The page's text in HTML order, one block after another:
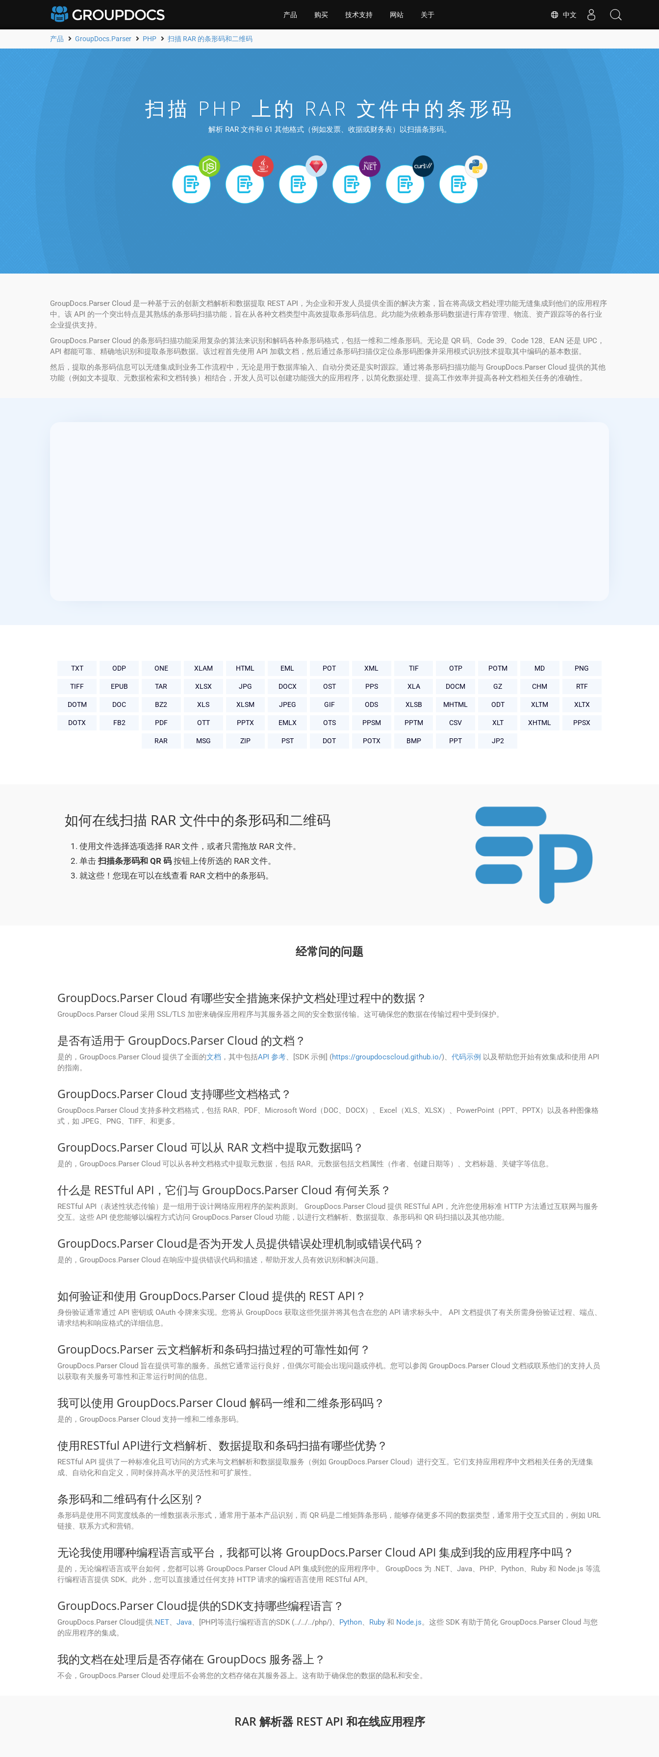
中文
产品 购买 技术支持 网站 关于
产品 GroupDocs.Parser PHP 扫描 RAR 的条形码和二维码
扫描 PHP 上的 RAR 文件中的条形码
解析 RAR 文件和 61 其他格式（例如发票、收据或财务表）以扫描条形码。
GroupDocs.Parser Cloud 是一种基于云的创新文档解析和数据提取 REST API，为企业和开发人员提供全面的解决方案，旨在将高级文档处理功能无缝集成到他们的应用程序
中。该 API 的一个突出特点是其熟练的条形码扫描功能，旨在从各种文档类型中高效提取条形码信息。此功能为依赖条形码数据进行库存管理、物流、资产跟踪等的各行业
企业提供支持。
GroupDocs.Parser Cloud 的条形码扫描功能采用复杂的算法来识别和解码各种条形码格式，包括一维和二维条形码。无论是 QR 码、Code 39、Code 128、EAN 还是 UPC，
API 都能可靠、精确地识别和提取条形码数据。该过程首先使用 API 加载文档，然后通过条形码扫描仪定位条形码图像并采用模式识别技术提取其中编码的基本数据。
然后，提取的条形码信息可以无缝集成到业务工作流程中，无论是用于数据库输入、自动分类还是实时跟踪。通过将条形码扫描功能与 GroupDocs.Parser Cloud 提供的其他
功能（例如文本提取、元数据检索和文档转换）相结合，开发人员可以创建功能强大的应用程序，以简化数据处理、提高工作效率并提高各种文档相关任务的准确性。
TXT ODP ONE XLAM HTML EML POT XML TIF OTP POTM MD PNG
TIFF EPUB TAR XLSX JPG DOCX OST PPS XLA DOCM GZ CHM RTF
DOTM DOC BZ2 XLS XLSM JPEG GIF ODS XLSB MHTML ODT XLTM XLTX
DOTX FB2 PDF OTT PPTX EMLX OTS PPSM PPTM CSV XLT XHTML PPSX
RAR MSG ZIP PST DOT POTX BMP PPT JP2
如何在线扫描 RAR 文件中的条形码和二维码
使用文件选择选项选择 RAR 文件，或者只需拖放 RAR 文件。
单击 扫描条形码和 QR 码 按钮上传所选的 RAR 文件。
就这些！您现在可以在线查看 RAR 文档中的条形码。
经常问的问题
GroupDocs.Parser Cloud 有哪些安全措施来保护文档处理过程中的数据？
GroupDocs.Parser Cloud 采用 SSL/TLS 加密来确保应用程序与其服务器之间的安全数据传输。这可确保您的数据在传输过程中受到保护。
是否有适用于 GroupDocs.Parser Cloud 的文档？
是的，GroupDocs.Parser Cloud 提供了全面的文档 ，其中包括API 参考、[SDK 示例] (https://groupdocscloud.github.io/)、 代码示例 以及帮助您开始有效集成和使用 API
的指南。
GroupDocs.Parser Cloud 支持哪些文档格式？
GroupDocs.Parser Cloud 支持多种文档格式，包括 RAR、PDF、Microsoft Word（DOC、DOCX）、Excel（XLS、XLSX）、PowerPoint（PPT、PPTX）以及各种图像格
式，如 JPEG、PNG、TIFF、和更多。
GroupDocs.Parser Cloud 可以从 RAR 文档中提取元数据吗？
是的，GroupDocs.Parser Cloud 可以从各种文档格式中提取元数据，包括 RAR。元数据包括文档属性（作者、创建日期等）、文档标题、关键字等信息。
什么是 RESTful API，它们与 GroupDocs.Parser Cloud 有何关系？
RESTful API（表述性状态传输）是一组用于设计网络应用程序的架构原则。 GroupDocs.Parser Cloud 提供 RESTful API，允许您使用标准 HTTP 方法通过互联网与服务
交互。这些 API 使您能够以编程方式访问 GroupDocs.Parser Cloud 功能，以进行文档解析、数据提取、条形码和 QR 码扫描以及其他功能。
GroupDocs.Parser Cloud是否为开发人员提供错误处理机制或错误代码？
是的，GroupDocs.Parser Cloud 在响应中提供错误代码和描述，帮助开发人员有效识别和解决问题。
如何验证和使用 GroupDocs.Parser Cloud 提供的 REST API？
身份验证通常通过 API 密钥或 OAuth 令牌来实现。您将从 GroupDocs 获取这些凭据并将其包含在您的 API 请求标头中。 API 文档提供了有关所需身份验证过程、端点、
请求结构和响应格式的详细信息。
GroupDocs.Parser 云文档解析和条码扫描过程的可靠性如何？
GroupDocs.Parser Cloud 旨在提供可靠的服务。虽然它通常运行良好，但偶尔可能会出现问题或停机。您可以参阅 GroupDocs.Parser Cloud 文档或联系他们的支持人员
以获取有关服务可靠性和正常运行时间的信息。
我可以使用 GroupDocs.Parser Cloud 解码一维和二维条形码吗？
是的，GroupDocs.Parser Cloud 支持一维和二维条形码。
使用RESTful API进行文档解析、数据提取和条码扫描有哪些优势？
RESTful API 提供了一种标准化且可访问的方式来与文档解析和数据提取服务（例如 GroupDocs.Parser Cloud）进行交互。它们支持应用程序中文档相关任务的无缝集
成、自动化和自定义，同时保持高水平的灵活性和可扩展性。
条形码和二维码有什么区别？
条形码是使用不同宽度线条的一维数据表示形式，通常用于基本产品识别，而 QR 码是二维矩阵条形码，能够存储更多不同的数据类型，通常用于交互式目的，例如 URL
链接、联系方式和营销。
无论我使用哪种编程语言或平台，我都可以将 GroupDocs.Parser Cloud API 集成到我的应用程序中吗？
是的，无论编程语言或平台如何，您都可以将 GroupDocs.Parser Cloud API 集成到您的应用程序中。 GroupDocs 为 .NET、Java、PHP、Python、Ruby 和 Node.js 等流
行编程语言提供 SDK。此外，您可以直接通过任何支持 HTTP 请求的编程语言使用 RESTful API。
GroupDocs.Parser Cloud提供的SDK支持哪些编程语言？
GroupDocs.Parser Cloud提供.NET、 Java、[PHP]等流行编程语言的SDK (../../../php/)、 Python、 Ruby 和 Node.js。这些 SDK 有助于简化 GroupDocs.Parser Cloud 与您
的应用程序的集成。
我的文档在处理后是否存储在 GroupDocs 服务器上？
不会，GroupDocs.Parser Cloud 处理后不会将您的文档存储在其服务器上。这有助于确保您的数据的隐私和安全。
RAR 解析器 REST API 和在线应用程序